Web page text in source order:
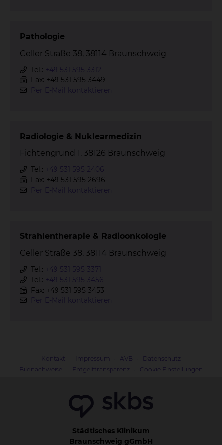
Pathologie
Celler Straße 38, 38114 Braunschweig
Tel.: +49 531 595 3312
Fax: +49 531 595 3449
Per E-Mail kontaktieren
Radiologie & Nuklearmedizin
Fichtengrund 1, 38126 Braunschweig
Tel.: +49 531 595 2406
Fax: +49 531 595 2696
Per E-Mail kontaktieren
Strahlentherapie & Radioonkologie
Celler Straße 38, 38114 Braunschweig
Tel.: +49 531 595 3371
Tel.: +49 531 595 3456
Fax: +49 531 595 3453
Per E-Mail kontaktieren
Kontakt Impressum AVB
Datenschutz
Bildnachweise
Entgelttransparenz Cookie Einstellungen
Städtisches Klinikum
Braunschweig gGmbH